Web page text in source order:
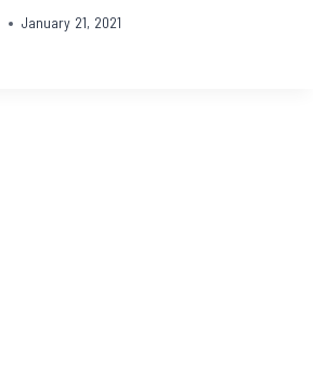
January 21, 2021